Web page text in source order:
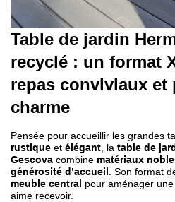
Table de jardin
recyclé : un format
repas conviviaux et
charme
Pensée pour accueillir les grandes
rustique et élégant , la table de
Gescova combine matériaux
générosité d’accueil
. Son format
meuble central pour aménager
aime recevoir.